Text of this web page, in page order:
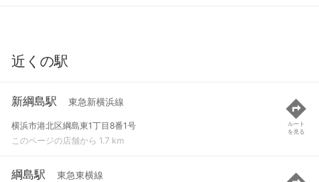
近くの駅
新綱島駅 東急新横浜線
横浜市港北区綱島東1丁目8番1号
このページの店舗から 1.7 km
ルート
を見る
綱島駅 東急東横線